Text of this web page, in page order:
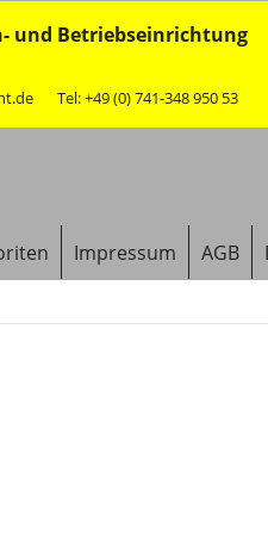
und Betriebseinrichtung
Tel: +49 (0) 741-348 950 53
Impressum AGB